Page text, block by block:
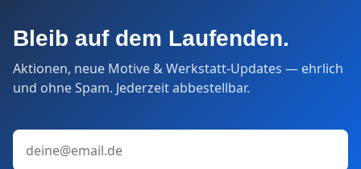
Bleib auf dem Laufenden.
Aktionen, neue Motive & Werkstatt-Updates — ehrlich
und ohne Spam. Jederzeit abbestellbar.
E-Mail-Adresse